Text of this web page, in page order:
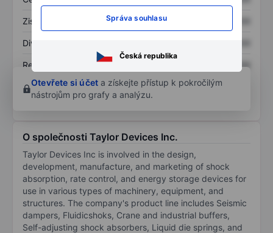
Správa souhlasu
Česká republika
Zisk na akcii XXXXXXX
Dividenda na akcii
Rentabilita kapitálu
XXXXXXX
Otevřete si účet a získejte přístup k pokročilým
nástrojům pro grafy a analýzu.
O společnosti Taylor Devices Inc.
Taylor Devices Inc is involved in the design,
development, manufacture, and marketing of shock
absorption, rate control, and energy storage devices for
use in various types of machinery, equipment, and
structures. The company's product line includes Seismic
dampers, Fluidicshoks, Crane and industrial buffers,
Self-adjusting shock absorbers, Liquid die springs, and